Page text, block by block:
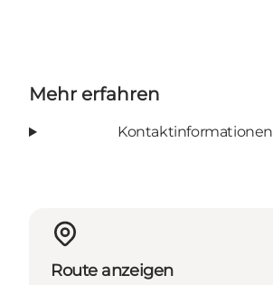
Mehr erfahren
Kontaktinformationen
Route anzeigen